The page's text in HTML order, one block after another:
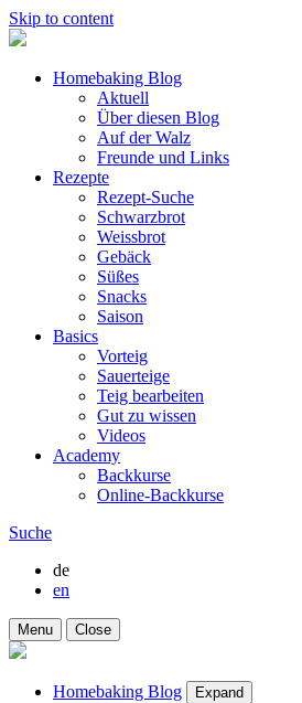
Skip to content
Homebaking Blog
Aktuell
Über diesen Blog
Auf der Walz
Freunde und Links
Rezepte
Rezept-Suche
Schwarzbrot
Weissbrot
Gebäck
Süßes
Snacks
Saison
Basics
Vorteig
Sauerteige
Teig bearbeiten
Gut zu wissen
Videos
Academy
Backkurse
Online-Backkurse
Suche
de
en
Menu Close
Homebaking Blog Expand